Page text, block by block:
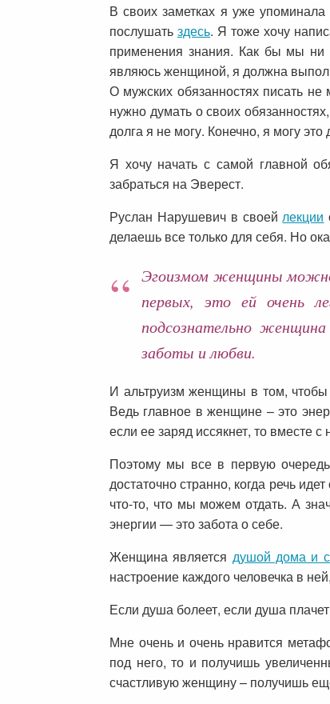
В своих заметках я уже
послушать здесь. Я тоже хочу
применения знания. Как бы мы ни
являюсь женщиной, я должна
О мужских обязанностях писать
нужно думать о своих
долга я не могу. Конечно, я могу
Я хочу начать с самой главной
забраться на Эверест.
Руслан Нарушевич в своей лекции
делаешь все только для себя. Но
Эгоизмом женщины можно
первых, это ей очень
подсознательно
заботы и любви.
И альтруизм женщины в том, чтобы
Ведь главное в женщине – это
если ее заряд иссякнет, то вместе
Поэтому мы все в первую
достаточно странно, когда речь
что-то, что мы можем отдать. А
энергии — это забота о себе.
Женщина является душой дома и
настроение каждого человечка в
Если душа болеет, если душа
Мне очень и очень нравится
под него, то и получишь
счастливую женщину – получишь